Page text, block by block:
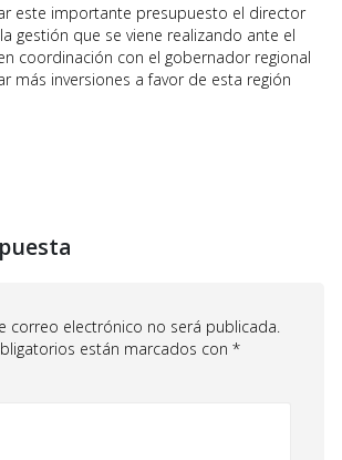
este importante presupuesto el director
gestión que se viene realizando ante el
coordinación con el gobernador regional
más inversiones a favor de esta región
correo electrónico no será publicada.
están marcados con *